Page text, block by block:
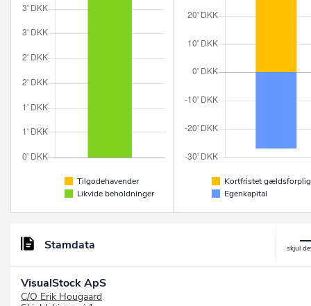
Tilgodehavender
Likvide beholdninger
Kortfristet
Egenkapital
Stamdata
VisualStock ApS
C/O Erik Hougaard